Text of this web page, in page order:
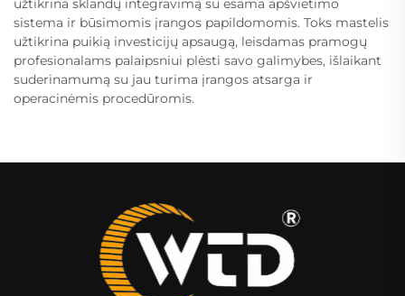
užtikrina sklandų integravimą su esama apšvietimo
sistema ir būsimomis įrangos papildomomis. Toks mastelis
užtikrina puikią investicijų apsaugą, leisdamas pramogų
profesionalams palaipsniui plėsti savo galimybes, išlaikant
suderinamumą su jau turima įrangos atsarga ir
operacinėmis procedūromis.